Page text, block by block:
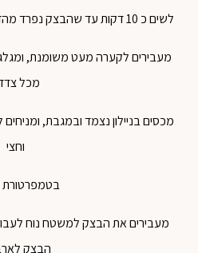
לשיםכ דקותעדשהבצקנפרד
מעביריםלקערהמעטמשומנת,
מכל
מכסיםבניילוןנצמדובמגבת, ומניחים
וחצי
בטמפרטורת
מעביריםאתהבצקלמשטחנוח
הבצק